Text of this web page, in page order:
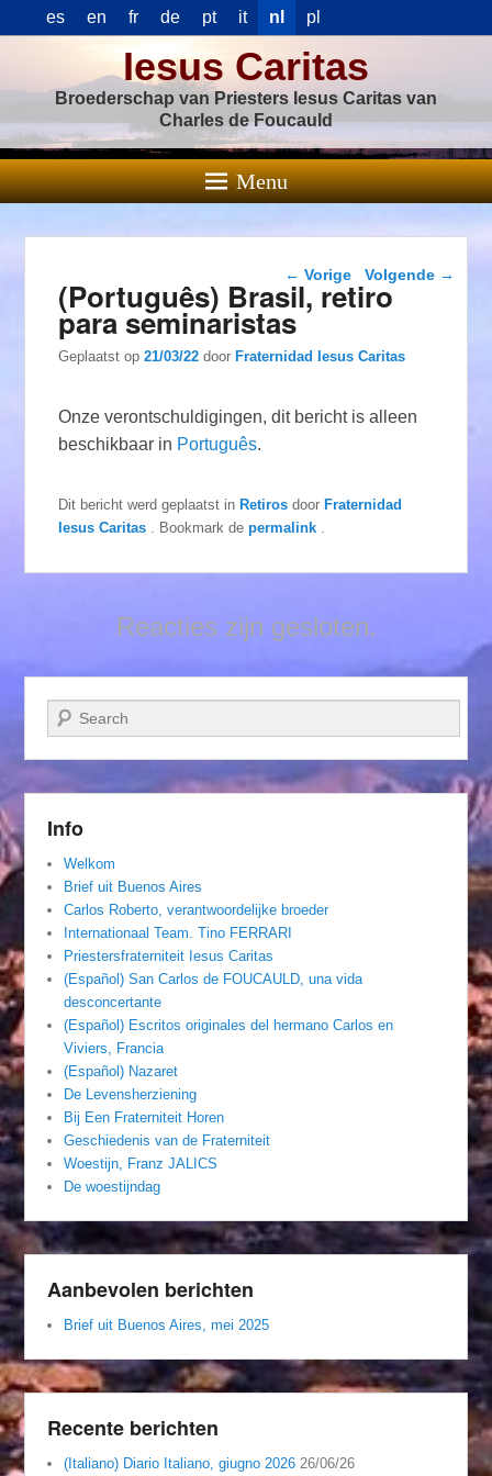
es en fr de pt it nl pl
Iesus Caritas
Broederschap van Priesters Iesus Caritas van
Charles de Foucauld
Menu
Berichtnavigatie
← Vorige Volgende →
(Português) Brasil, retiro
para seminaristas
Geplaatst op21/03/22 doorFraternidad Iesus Caritas
Onze verontschuldigingen, dit bericht is alleen
beschikbaar in Português.
Dit bericht werd geplaatst inRetiros doorFraternidad
Iesus Caritas
. Bookmark depermalink
Reacties zijn gesloten.
Zoeken
Info
Welkom
Brief uit Buenos Aires
Carlos Roberto, verantwoordelijke broeder
Internationaal Team. Tino FERRARI
Priestersfraterniteit Iesus Caritas
(Español) San Carlos de FOUCAULD, una vida
desconcertante
(Español) Escritos originales del hermano Carlos en
Viviers, Francia
(Español) Nazaret
De Levensherziening
Bij Een Fraterniteit Horen
Geschiedenis van de Fraterniteit
Woestijn, Franz JALICS
De woestijndag
Aanbevolen berichten
Brief uit Buenos Aires, mei 2025
Recente berichten
(Italiano) Diario Italiano, giugno 2026 26/06/26